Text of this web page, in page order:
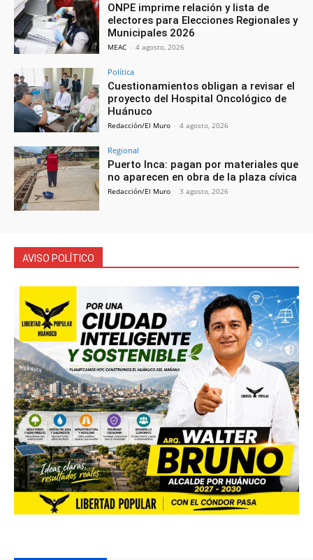
ONPE imprime relación y lista de
electores para Elecciones Regionales y
Municipales 2026
MEAC - 4 agosto, 2026
Política
Cuestionamientos obligan a revisar el
proyecto del Hospital Oncológico de
Huánuco
Redacción/El Muro - 4 agosto, 2026
Regional
Puerto Inca: pagan por materiales que
no aparecen en obra de la plaza cívica
Redacción/El Muro - 3 agosto, 2026
AVISO POLÍTICO